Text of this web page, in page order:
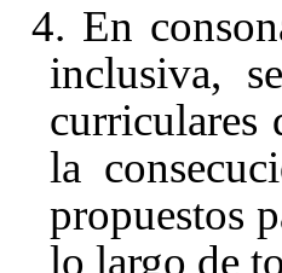
4. En
inclusiva,
curriculares
la
propuestos
lo largo de